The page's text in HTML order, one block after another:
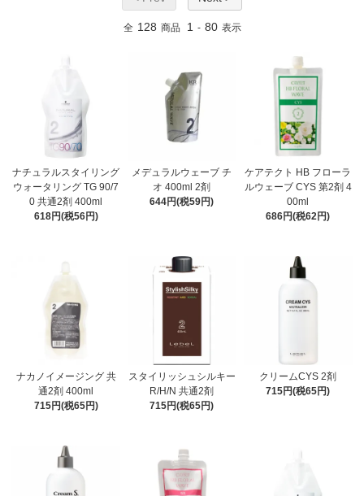
全 128 商品 1 - 80 表示
ナチュラルスタイリング
ウォータリング TG 90/7
0 共通2剤 400ml
618円(税56円)
メデュラルウェーブ チ
オ 400ml 2剤
644円(税59円)
ケアテクト HB フローラ
ルウェーブ CYS 第2剤 4
00ml
686円(税62円)
ナカノイメージング 共
通2剤 400ml
715円(税65円)
スタイリッシュシルキー
R/H/N 共通2剤
715円(税65円)
クリームCYS 2剤
715円(税65円)